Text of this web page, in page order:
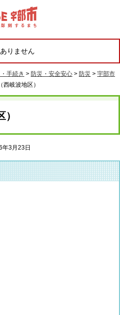
りません
手続き > 防災・安全安心 > 防災 > 宇部市
西岐波地区）
3月23日